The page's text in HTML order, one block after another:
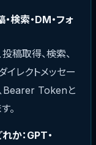
検索・DM・フォ
稿取得、検索、
イレクトメッセー
Bearer Tokenと
。
か：GPT・